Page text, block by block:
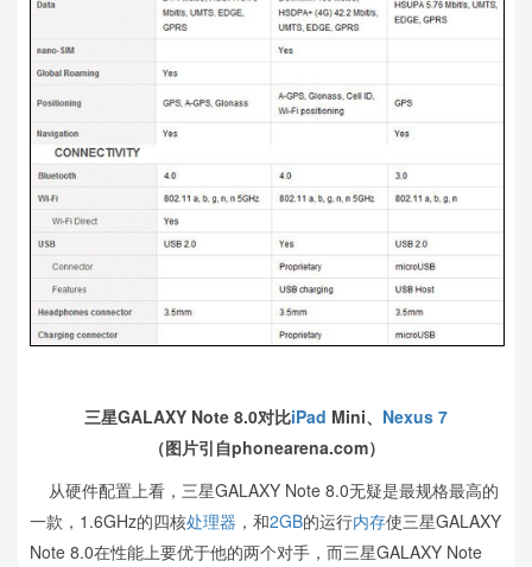
三星GALAXY Note 8.0对比iPad Mini、 Nexus 7
（图片引自phonearena.com）
从硬件配置上看，三星GALAXY Note 8.0无疑是最规格最高的
一款，1.6GHz的四核处理器 ，和2GB的运行内存使三星GALAXY
Note 8.0在性能上要优于他的两个对手，而三星GALAXY Note